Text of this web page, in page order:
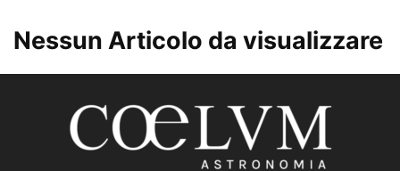
Nessun Articolo da visualizzare